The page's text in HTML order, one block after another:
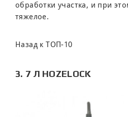
обработки участка, и при
тяжелое.
Назад к ТОП-10
3. 7 Л HOZELOCK